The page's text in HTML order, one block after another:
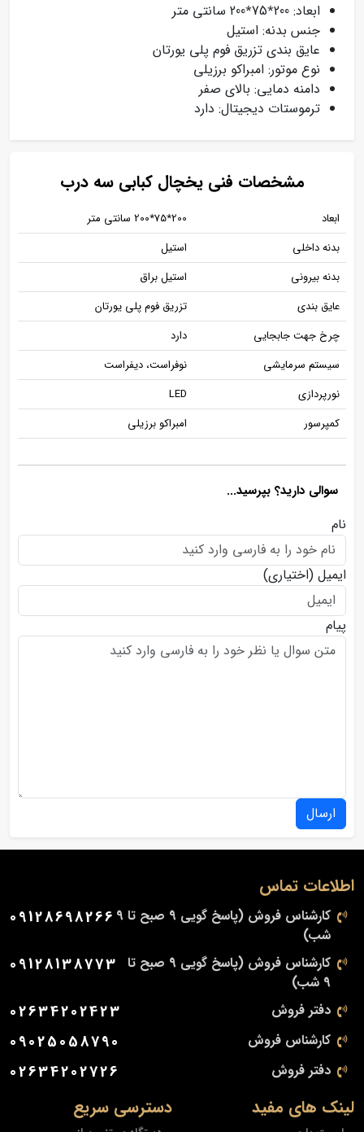
ابعاد: 200٭75٭200 سانتی متر
جنس بدنه: استیل
عایق بندی تزریق فوم پلی یورتان
نوع موتور: امبراکو برزیلی
دامنه دمایی: بالای صفر
ترموستات دیجیتال: دارد
مشخصات فنی یخچال کبابی سه درب
ابعاد
200٭75٭200 سانتی متر
بدنه داخلی
استیل
بدنه بیرونی
استیل براق
عایق بندی
تزریق فوم پلی یورتان
چرخ جهت جابجایی
دارد
سیستم سرمایشی
نوفراست، دیفراست
نورپردازی
LED
کمپرسور
امبراکو برزیلی
سوالی دارید؟ بپرسید...
نام
ایمیل (اختیاری)
پیام
ارسال
دسترسی سریع لینک های مفید
اطلاعات تماس
کارشناس فروش (پاسخ گویی 9 صبح تا 9
شب)
09128698266
کارشناس فروش (پاسخ گویی 9 صبح تا
9 شب)
09128138773
دفتر فروش 02634202423
کارشناس فروش 09025058790
دفتر فروش 02634202726